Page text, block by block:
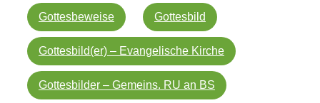
Gottesbeweise Gottesbild
Gottesbild(er) – Evangelische Kirche
Gottesbilder – Gemeins. RU an BS